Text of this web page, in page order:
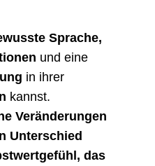
usste Sprache,
und eine
in ihrer
kannst.
Veränderungen
Unterschied
das